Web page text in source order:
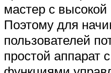
мастер с
Поэтому для
пользователей
простой аппарат